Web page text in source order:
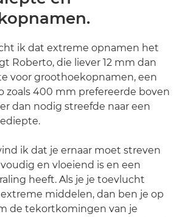
ik dat extreme opnamen het
Roberto, die liever 12 mm dan
voor groothoekopnamen, een
zoals 400 mm prefereerde boven
dan nodig streefde naar een
ik dat je ernaar moet streven
en vloeiend is en een
heeft. Als je je toevlucht
middelen, dan ben je op
de tekortkomingen van je